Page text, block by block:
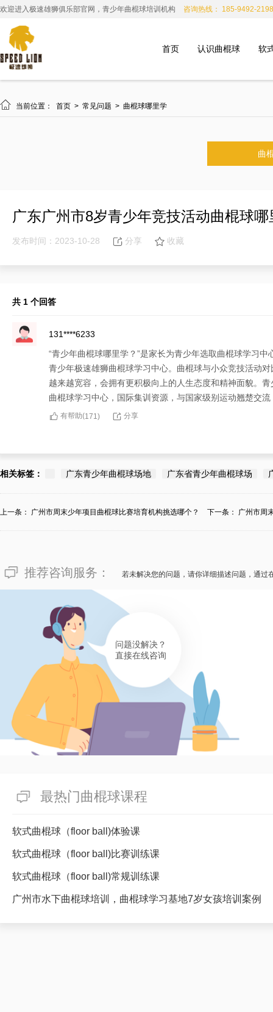
欢迎进入极速雄狮俱乐部官网，青少年曲棍球培训机构 咨询热线： 185-9492-2198
首页 认识曲棍球 软
 当前位置： 首页 > 常见问题 > 曲棍球哪里学
曲
广东广州市8岁青少年竞技活动曲棍球哪
发布时间：2023-10-28 分享 收藏
共 1 个回答
131****6233
“青少年曲棍球哪里学？”是家长为青少年选取曲棍球学习
青少年极速雄狮曲棍球学习中心。曲棍球与小众竞技活动
越来越宽容，会拥有更积极向上的人生态度和精神面貌。
曲棍球学习中心，国际集训资源，与国家级别运动翘楚交
有帮助(171 ) 分享
相关标签： 广东青少年曲棍球场地 广东省青少年曲棍球场
上一条： 广州市周末少年项目曲棍球比赛培育机构挑选哪个？ 下一条： 广州市周
推荐咨询服务： 若未解决您的问题，请你详细描述问题，通过
问题没解决？
直接在线咨询
最热门曲棍球课程
软式曲棍球（floor ball)体验课
软式曲棍球（floor ball)比赛训练课
软式曲棍球（floor ball)常规训练课
广州市水下曲棍球培训，曲棍球学习基地7岁女孩培训案例